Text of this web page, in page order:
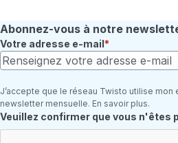
Abonnez-vous à notre
Votre adresse e-mail
J’accepte que le réseau Twisto utilise mon
newsletter mensuelle. En savoir plus.
Champ requis
Veuillez confirmer que vous n'êtes